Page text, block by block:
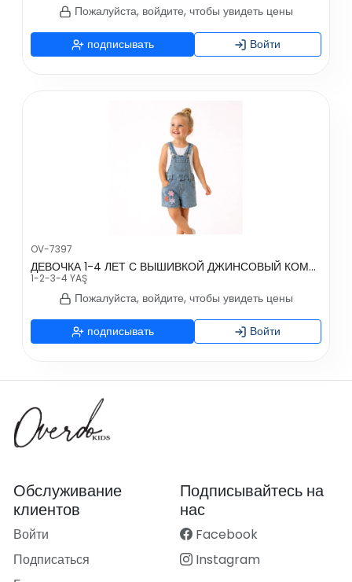
Пожалуйста, войдите, чтобы увидеть цены
подписывать Войти
OV-7397
ДЕВОЧКА 1-4 ЛЕТ С ВЫШИВКОЙ ДЖИНСОВЫЙ КОМБИНЕЗОН
1-2-3-4 YAŞ
Пожалуйста, войдите, чтобы увидеть цены
подписывать Войти
Обслуживание
клиентов
Войти
Подписаться
Подписывайтесь на
нас
Facebook
Instagram